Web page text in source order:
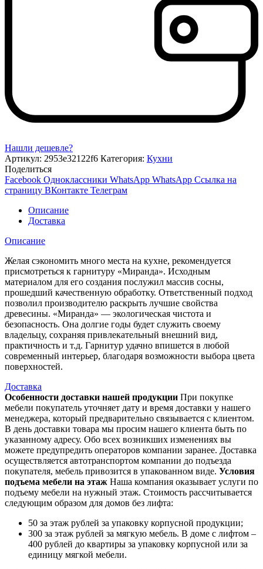
Нашли дешевле?
Артикул: 2953e32122f6 Категория: Кухни
Поделиться
Facebook Одноклассники WhatsApp WhatsApp Ссылка на
страницу ВКонтакте Телеграм
Описание
Доставка
Описание
Желая сэкономить много места на кухне, рекомендуется
присмотреться к гарнитуру «Миранда». Исходным
материалом для его создания послужил массив сосны,
прошедший качественную обработку. Ответственный подход
позволил производителю раскрыть лучшие свойства
древесины. «Миранда» — экологическая чистота и
безопасность. Она долгие годы будет служить своему
владельцу, сохраняя привлекательный внешний вид,
практичность и т.д. Гарнитур удачно впишется в любой
современный интерьер, благодаря возможности выбора цвета
поверхностей.
Доставка
Особенности доставки нашей продукции При покупке
мебели покупатель уточняет дату и время доставки у нашего
менеджера, который предварительно связывается с клиентом.
В день доставки товара мы просим нашего клиента быть по
указанному адресу. Обо всех возникших изменениях вы
можете предупредить операторов компании заранее. Доставка
осуществляется автотранспортом компании до подъезда
покупателя, мебель привозится в упакованном виде. Условия
подъема мебели на этаж Наша компания оказывает услуги по
подъему мебели на нужный этаж. Стоимость рассчитывается
следующим образом для домов без лифта:
50 за этаж рублей за упаковку корпусной продукции;
300 за этаж рублей за мягкую мебель. В доме с лифтом –
400 рублей до квартиры за упаковку корпусной или за
единицу мягкой мебели.